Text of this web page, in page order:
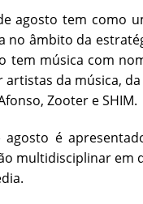
agosto tem como
no âmbito da
tem música com
artistas da música,
Zooter e SHIM.
agosto é
multidisciplinar em